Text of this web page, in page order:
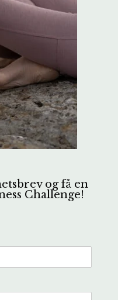
og få en
Challenge!